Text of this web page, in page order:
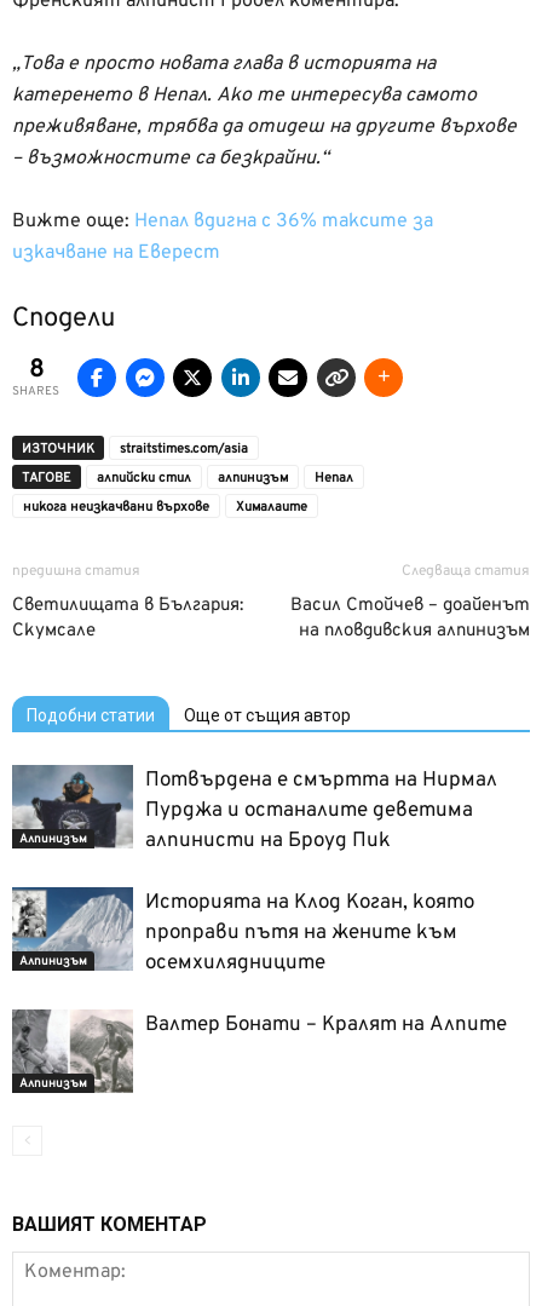
„Това е просто новата глава в историята на
катеренето в Непал. Ако те интересува самото
преживяване, трябва да отидеш на другите върхове
– възможностите са безкрайни.“
Вижте още: Непал вдигна с 36% таксите за
изкачване на Еверест
Сподели
8
SHARES
ИЗТОЧНИК
straitstimes.com/asia
ТАГОВЕ
алпийски стил алпинизъм
Непал
никога неизкачвани върхове
Хималаите
предишна статия
Светилищата в България:
Скумсале
Следваща статия
Васил Стойчев – доайенът
на пловдивския алпинизъм
Подобни статии Още от същия автор
Алпинизъм
Потвърдена е смъртта на Нирмал
Пурджа и останалите деветима
алпинисти на Броуд Пик
Алпинизъм
Историята на Клод Коган, която
проправи пътя на жените към
осемхилядниците
Алпинизъм
Валтер Бонати – Кралят на Алпите
ВАШИЯТ КОМЕНТАР